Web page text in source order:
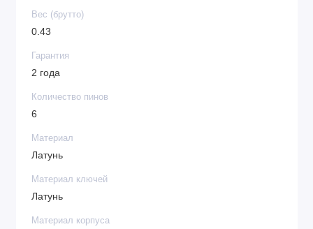
Вес (брутто)
0.43
Гарантия
2 года
Количество пинов
6
Материал
Латунь
Материал ключей
Латунь
Материал корпуса